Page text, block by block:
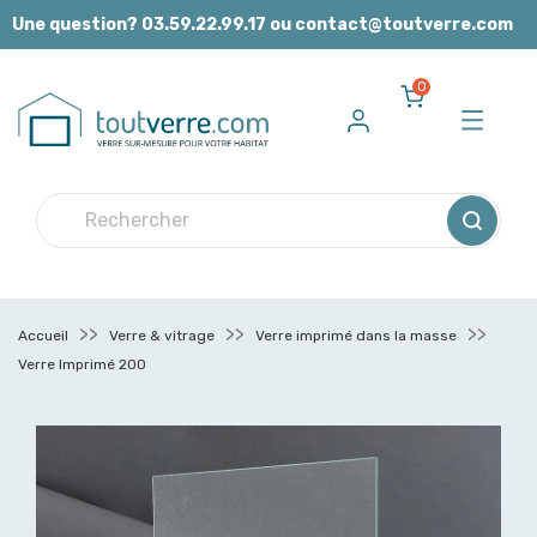
Panneau de gestion des cookies
Une question? 03.59.22.99.17 ou contact@toutverre.com
0
Accueil Verre & vitrage
Verre imprimé dans la masse
Verre Imprimé 200